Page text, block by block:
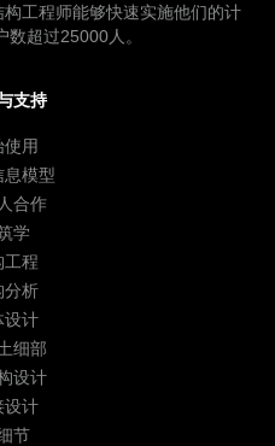
工程师能够快速实施他们的计
超过25000人。
支持
使用
息模型
合作
学
工程
分析
设计
细部
设计
设计
节